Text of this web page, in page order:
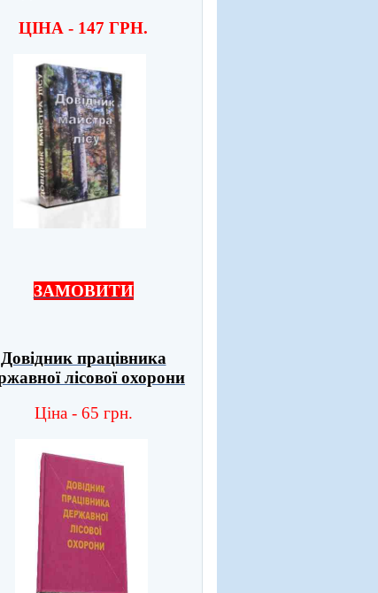
ЦІНА - 147 ГРН.
ЗАМОВИТИ
Довідник працівника
лісової охорони
Ціна - 65 грн.